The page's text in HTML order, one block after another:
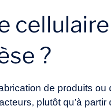
?
de produits ou
plutôt qu’à partir